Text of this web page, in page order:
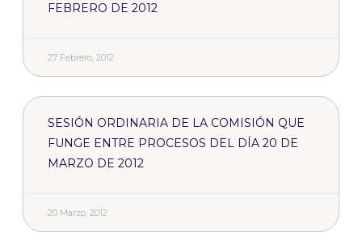
FEBRERO DE 2012
27 Febrero, 2012
SESIÓN ORDINARIA DE LA COMISIÓN QUE
FUNGE ENTRE PROCESOS DEL DÍA 20 DE
MARZO DE 2012
20 Marzo, 2012